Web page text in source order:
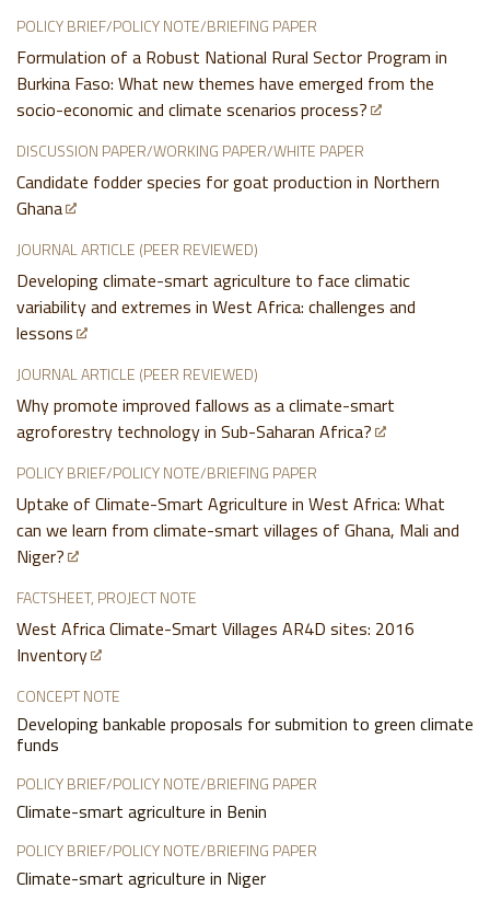
POLICY BRIEF/POLICY NOTE/BRIEFING PAPER
Formulation of a Robust National Rural Sector Program in
Burkina Faso: What new themes have emerged from the
socio-economic and climate scenarios process?
DISCUSSION PAPER/WORKING PAPER/WHITE PAPER
Candidate fodder species for goat production in Northern
Ghana
JOURNAL ARTICLE (PEER REVIEWED)
Developing climate-smart agriculture to face climatic
variability and extremes in West Africa: challenges and
lessons
JOURNAL ARTICLE (PEER REVIEWED)
Why promote improved fallows as a climate-smart
agroforestry technology in Sub-Saharan Africa?
POLICY BRIEF/POLICY NOTE/BRIEFING PAPER
Uptake of Climate-Smart Agriculture in West Africa: What
can we learn from climate-smart villages of Ghana, Mali and
Niger?
FACTSHEET, PROJECT NOTE
West Africa Climate-Smart Villages AR4D sites: 2016
Inventory
CONCEPT NOTE
Developing bankable proposals for submition to green climate
funds
POLICY BRIEF/POLICY NOTE/BRIEFING PAPER
Climate-smart agriculture in Benin
POLICY BRIEF/POLICY NOTE/BRIEFING PAPER
Climate-smart agriculture in Niger